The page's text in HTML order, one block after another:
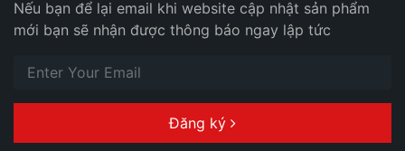
Nếu bạn để lại email khi website cập nhật sản phẩm
mới bạn sẽ nhận được thông báo ngay lập tức
Đăng ký